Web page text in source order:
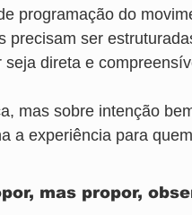
programação do
precisam ser
direta e
mas sobre intenção
a experiência para
mas propor,